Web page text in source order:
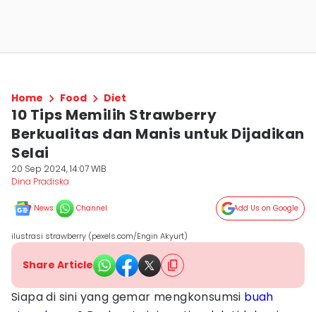
Home Food Diet
10 Tips Memilih Strawberry
Berkualitas dan Manis untuk Dijadikan
Selai
20 Sep 2024, 14:07 WIB
Dina Pradiska
News Channel Add Us on Google
ilustrasi strawberry (pexels.com/Engin Akyurt)
Share Article
Siapa di sini yang gemar mengkonsumsi buah